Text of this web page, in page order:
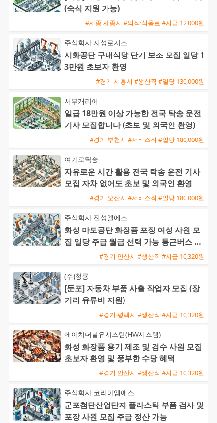
(숙식 지원 가능)
#세종 세종시 #외식·식음료 #시급 12,000원
주식회사 지성로지스
시화공단 구내식당 단기 보조 모집 일당 1
3만원 초보자 환영
#경기 시흥시 #생산직 #일당 130,000원
서부캐리어
일급 18만원 이상 가능한 전국 탁송 운전
기사 모집합니다 (초보 및 외국인 환영)
#경기 부천시 #서비스직 #일당 180,000원
여기로탁송
자유로운 시간 활용 전국 탁송 운전 기사
모집 자차 없어도 초보 및 외국인 환영
#경기 오산시 #서비스직 #일당 180,000원
주식회사 진성엘에스
화성 마도공단 화장품 포장 여성 사원 모
집 일당 주급 월급 선택 가능 통근버스 운
#경기 안산시 #생산직 #시급 10,320원
(주)청룡
[둔포] 자동차 부품 사출 작업자 모집 (장
거리 유류비 지원)
#경기 평택시 #생산직 #시급 10,320원
에이치더블유시스템(HW시스템)
화성 화장품 용기 제조 및 검수 사원 모집
초보자 환영 및 풍부한 수당 혜택
#경기 안산시 #생산직 #시급 10,320원
주식회사 코리아엠에스
군포첨단산업단지 플라스틱 부품 검사 및
포장 사원 모집 주급 정산 가능